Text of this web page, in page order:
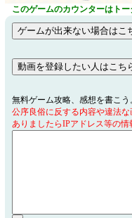
このゲームのカウンターはトー
無料ゲーム攻略、感想を書こう
公序良俗に反する内容や違法
ありましたらIPアドレス等の